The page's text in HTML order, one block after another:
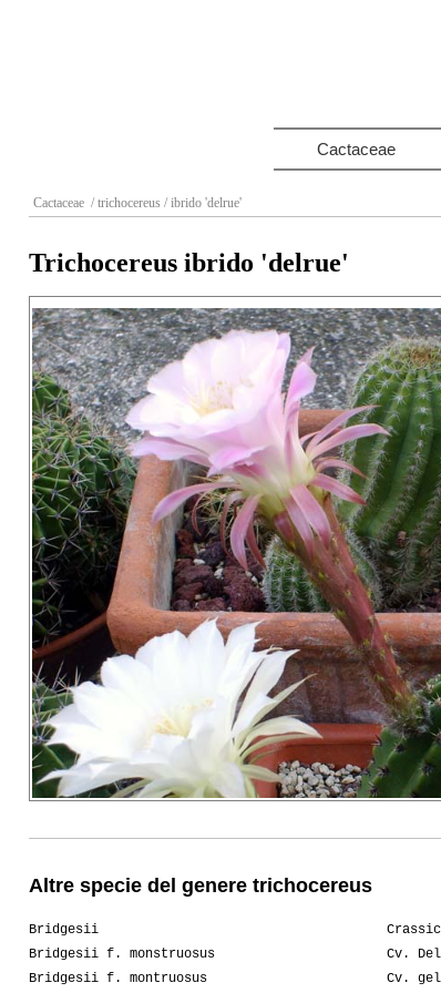
Cactaceae
Cactaceae / trichocereus / ibrido 'delrue'
Trichocereus ibrido 'delrue'
Altre specie del genere trichocereus
Bridgesii
Bridgesii f. monstruosus
Bridgesii f. montruosus
Cv.
Cv.